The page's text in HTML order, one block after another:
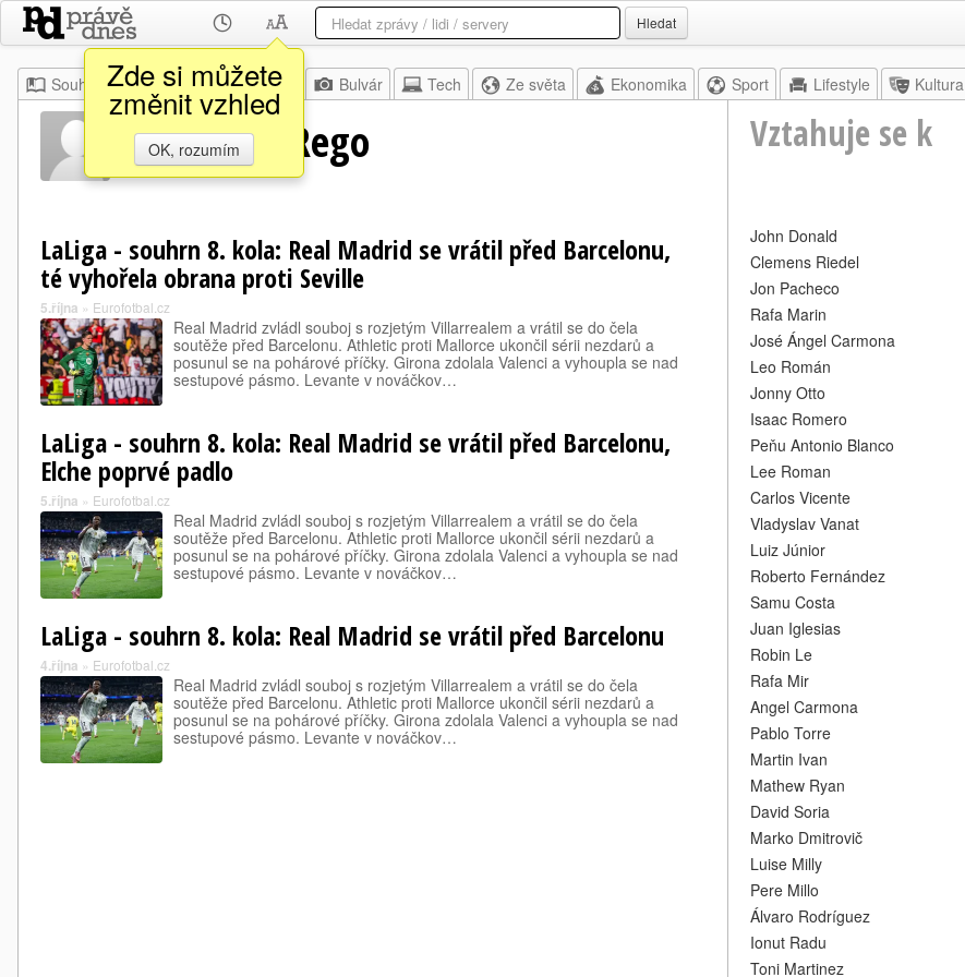
Zde si můžete
změnit vzhled
OK, rozumím
Hledat
Souhrn Moje Z domova Bulvár Tech Ze světa Ekonomika Sport Lifestyle Kultura
Alejandro Rego Vztahuje se k
LaLiga - souhrn 8. kola: Real Madrid se vrátil před Barcelonu,
té vyhořela obrana proti Seville
5.října » Eurofotbal.cz
Real Madrid zvládl souboj s rozjetým Villarrealem a vrátil se do čela
soutěže před Barcelonu. Athletic proti Mallorce ukončil sérii nezdarů a
posunul se na pohárové příčky. Girona zdolala Valenci a vyhoupla se nad
sestupové pásmo. Levante v nováčkov…
LaLiga - souhrn 8. kola: Real Madrid se vrátil před Barcelonu,
Elche poprvé padlo
5.října » Eurofotbal.cz
Real Madrid zvládl souboj s rozjetým Villarrealem a vrátil se do čela
soutěže před Barcelonu. Athletic proti Mallorce ukončil sérii nezdarů a
posunul se na pohárové příčky. Girona zdolala Valenci a vyhoupla se nad
sestupové pásmo. Levante v nováčkov…
LaLiga - souhrn 8. kola: Real Madrid se vrátil před Barcelonu
4.října » Eurofotbal.cz
Real Madrid zvládl souboj s rozjetým Villarrealem a vrátil se do čela
soutěže před Barcelonu. Athletic proti Mallorce ukončil sérii nezdarů a
posunul se na pohárové příčky. Girona zdolala Valenci a vyhoupla se nad
sestupové pásmo. Levante v nováčkov…
John Donald
Clemens Riedel
Jon Pacheco
Rafa Marin
José Ángel Carmona
Leo Román
Jonny Otto
Isaac Romero
Peňu Antonio Blanco
Lee Roman
Carlos Vicente
Vladyslav Vanat
Luiz Júnior
Roberto Fernández
Samu Costa
Juan Iglesias
Robin Le
Rafa Mir
Angel Carmona
Pablo Torre
Martin Ivan
Mathew Ryan
David Soria
Marko Dmitrovič
Luise Milly
Pere Millo
Álvaro Rodríguez
Ionut Radu
Toni Martinez